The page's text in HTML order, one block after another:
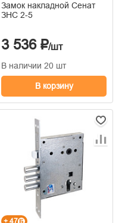
Замок накладной Сенат
ЗНС 2-5
3 536 ₽/шт
В наличии 20 шт
В корзину
+ 47